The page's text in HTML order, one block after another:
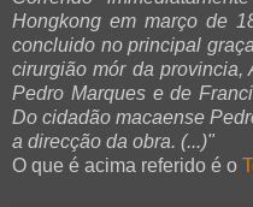
Hongkong em março de
concluido no principal
cirurgião mór da provincia,
Pedro Marques e de
Do cidadão macaense
a direcção da obra. (...)"
O que é acima referido é o